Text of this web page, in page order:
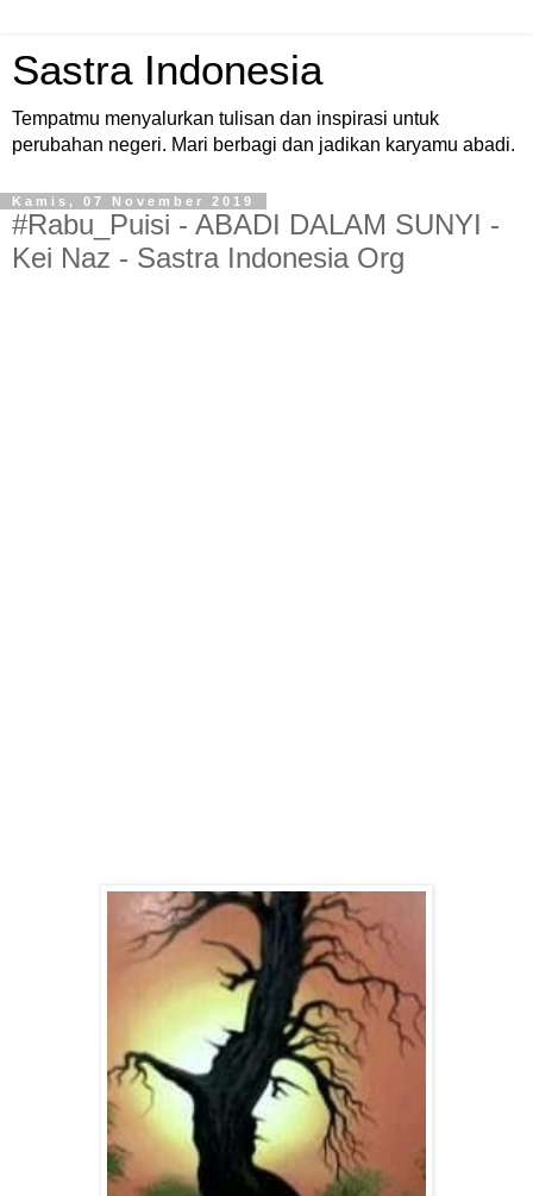
Sastra Indonesia
Tempatmu menyalurkan tulisan dan inspirasi untuk
perubahan negeri. Mari berbagi dan jadikan karyamu abadi.
Kamis, 07 November 2019
#Rabu_Puisi - ABADI DALAM SUNYI -
Kei Naz - Sastra Indonesia Org